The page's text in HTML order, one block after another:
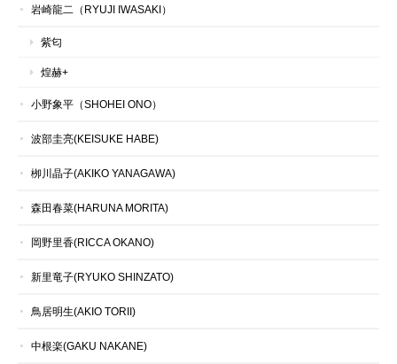
岩崎龍二（RYUJI IWASAKI）
紫匂
煌赫+
小野象平（SHOHEI ONO）
波部圭亮(KEISUKE HABE)
栁川晶子(AKIKO YANAGAWA)
森田春菜(HARUNA MORITA)
岡野里香(RICCA OKANO)
新里竜子(RYUKO SHINZATO)
鳥居明生(AKIO TORII)
中根楽(GAKU NAKANE)